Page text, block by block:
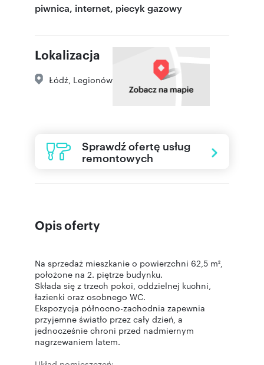
piwnica, internet, piecyk gazowy
Lokalizacja
Łódź Legionów
Sprawdź ofertę usług
remontowych
Opis oferty
Na sprzedaż mieszkanie o powierzchni 62,5 m²,
położone na 2. piętrze budynku.
Składa się z trzech pokoi, oddzielnej kuchni,
łazienki oraz osobnego WC.
Ekspozycja północno-zachodnia zapewnia
przyjemne światło przez cały dzień, a
jednocześnie chroni przed nadmiernym
nagrzewaniem latem.